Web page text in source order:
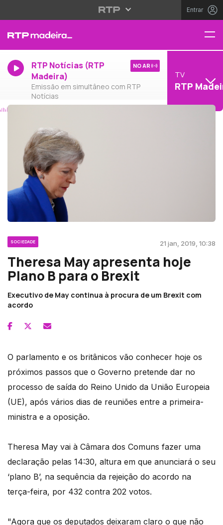
Entrar
RTP Notícias (RTP
Madeira)
Emissão em simultâneo com RTP
Notícias
NO AR
TV
RTP
SOCIEDADE 21 jan, 2019, 10:38
Theresa May apresenta hoje
Plano B para o Brexit
Executivo de May continua à procura de um Brexit com
acordo
O parlamento e os britânicos vão conhecer hoje os
próximos passos que o Governo pretende dar no
processo de saída do Reino Unido da União Europeia
(UE), após vários dias de reuniões entre a primeira-
ministra e a oposição.
Theresa May vai à Câmara dos Comuns fazer uma
declaração pelas 14:30, altura em que anunciará o seu
‘plano B’, na sequência da rejeição do acordo na
terça-feira, por 432 contra 202 votos.
"Agora que os deputados deixaram claro o que não